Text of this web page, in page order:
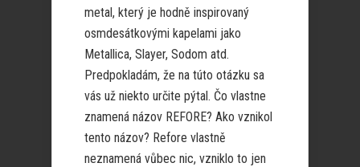
metal, který je hodně inspirovaný
osmdesátkovými kapelami jako
Metallica, Slayer, Sodom atd.
Predpokladám, že na túto otázku sa
vás už niekto určite pýtal. Čo vlastne
znamená názov REFORE? Ako vznikol
tento názov? Refore vlastně
neznamená vůbec nic, vzniklo to jen